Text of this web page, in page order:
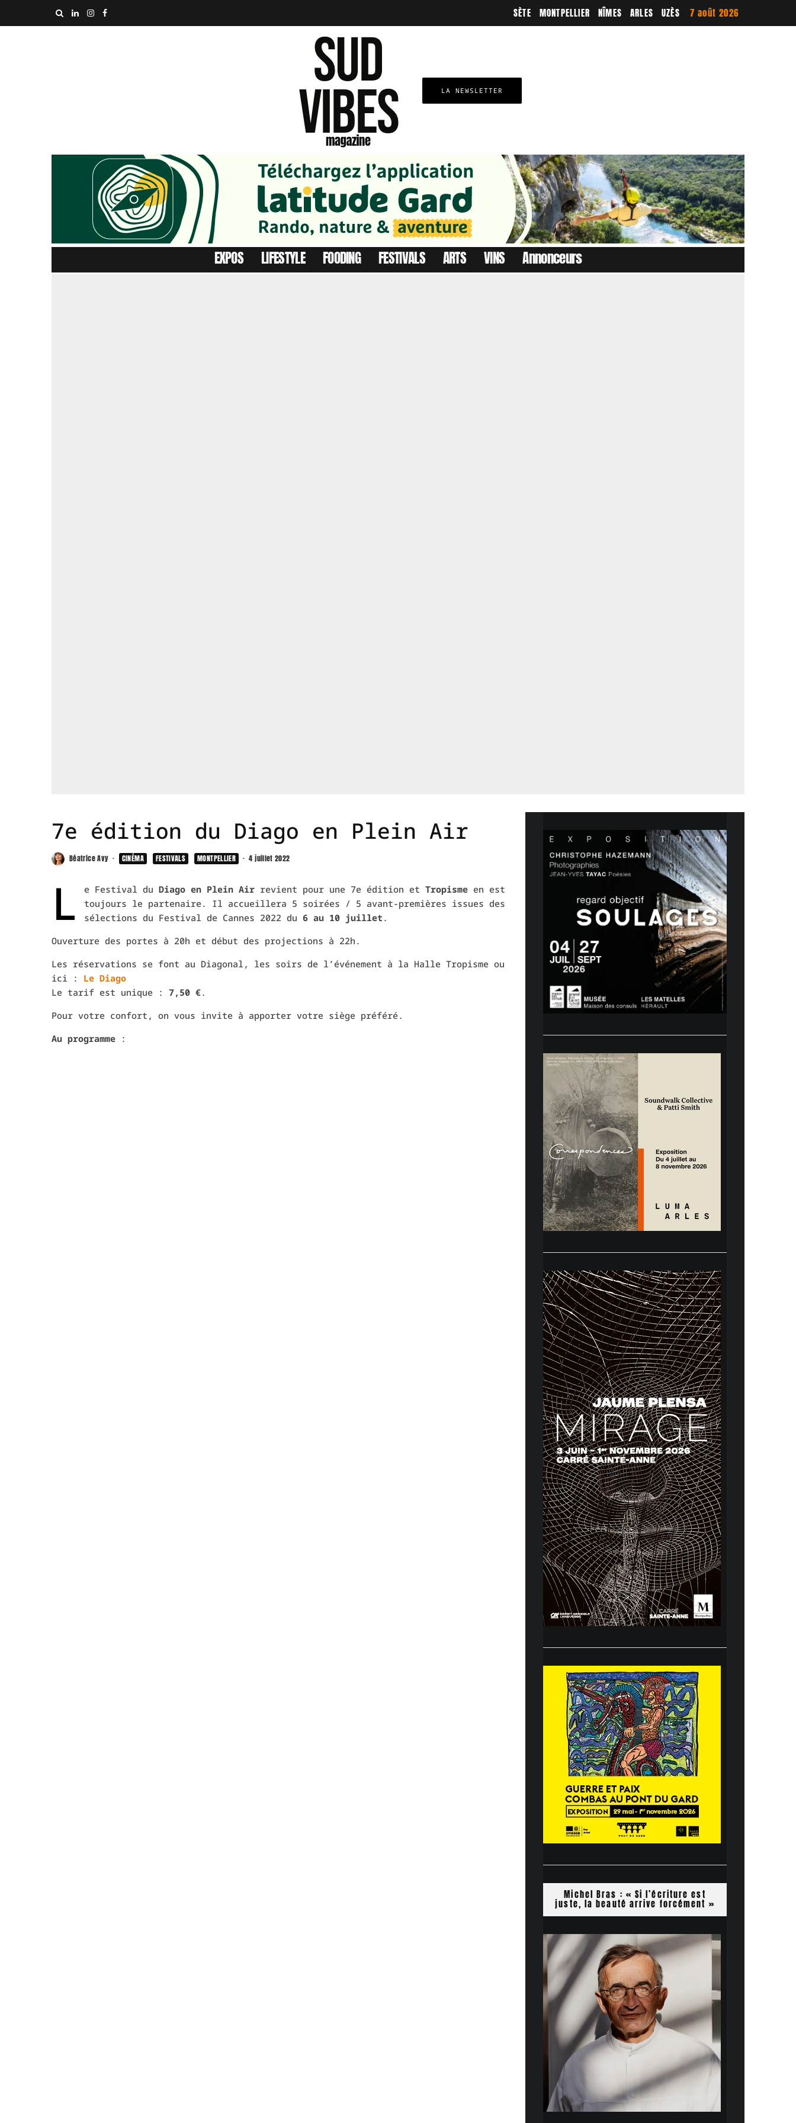
7 août 2026
UZÈS
ARLES
NÎMES
MONTPELLIER
SÈTE
LA NEWSLETTER
EXPOS LIFESTYLE FOODING FESTIVALS ARTS VINS Annonceurs
7e édition du Diago en Plein Air
Béatrice Avy · CINÉMA FESTIVALS MONTPELLIER · 4 juillet 2022
L e Festival du Diago en Plein Air revient pour une 7e édition et Tropisme en est
toujours le partenaire. Il accueillera 5 soirées / 5 avant-premières issues des
sélections du Festival de Cannes 2022 du 6 au 10 juillet .
Ouverture des portes à 20h et début des projections à 22h.
Les réservations se font au Diagonal, les soirs de l’événement à la Halle Tropisme ou
ici : Le Diago
Le tarif est unique : 7,50 €.
Pour votre confort, on vous invite à apporter votre siège préféré.
Au programme :
Michel Bras : « Si l’écriture est
juste, la beauté arrive forcément »